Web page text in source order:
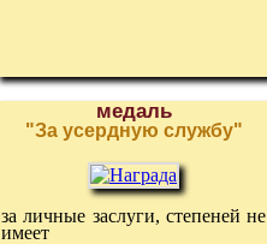
медаль
"За усердную службу"
за личные заслуги, степеней не
имеет